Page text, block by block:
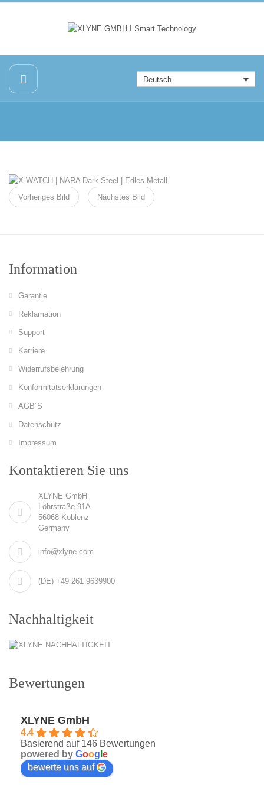
Deutsch
Vorheriges Bild Nächstes Bild
Information
Garantie
Reklamation
Support
Karriere
Widerrufsbelehrung
Konformitätserklärungen
AGB´S
Datenschutz
Impressum
Kontaktieren Sie uns
XLYNE GmbH
Löhrstraße 91A
56068 Koblenz
Germany
info@xlyne.com
(DE) +49 261 9639900
Nachhaltigkeit
Bewertungen
XLYNE GmbH
4.4
Basierend auf 146 Bewertungen
powered by Goog e
bewerte uns auf